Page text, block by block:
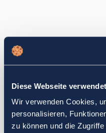
Diese Webseite
Wir verwenden Cookies,
personalisieren,
zu können und die